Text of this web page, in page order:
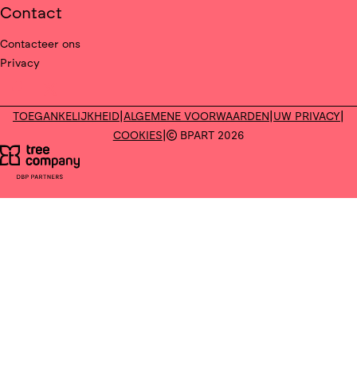
Contact
Contacteer ons
Privacy
Deel op facebook
Deel op X
TOEGANKELIJKHEID ALGEMENE VOORWAARDEN UW PRIVACY
COOKIES BPART 2026